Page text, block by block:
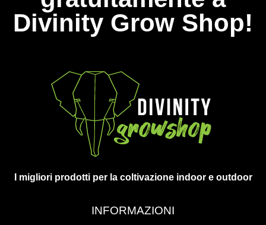
Divinity Grow Shop!
I migliori prodotti per la coltivazione indoor e outdoor
INFORMAZIONI